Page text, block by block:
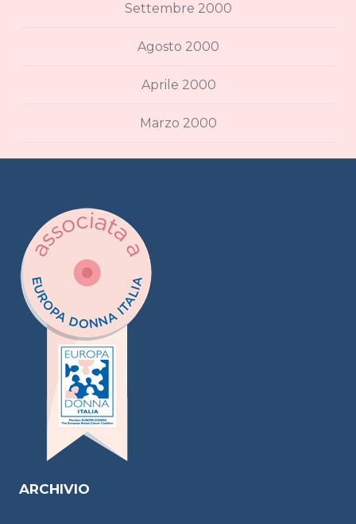
Settembre 2000
Agosto 2000
Aprile 2000
Marzo 2000
ARCHIVIO